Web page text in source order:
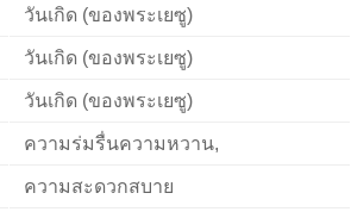
วันเกิด (ของพระเยซู)
วันเกิด (ของพระเยซู)
วันเกิด (ของพระเยซู)
ความร่มรื่นความหวาน,
ความสะดวกสบาย